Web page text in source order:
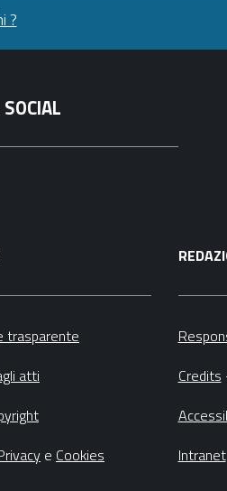
?
trasparente
atti
e Cookies
Credits
Intranet